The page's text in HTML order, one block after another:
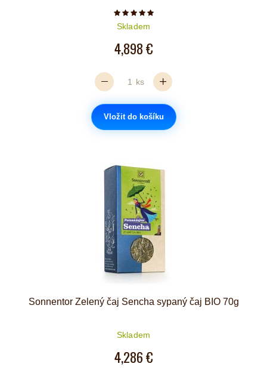
Počet hvězdiček je 5 z 5
Skladem
4,898 €
ks
Vložit do košíku
Sonnentor Zelený čaj Sencha sypaný čaj BIO 70g
Skladem
4,286 €